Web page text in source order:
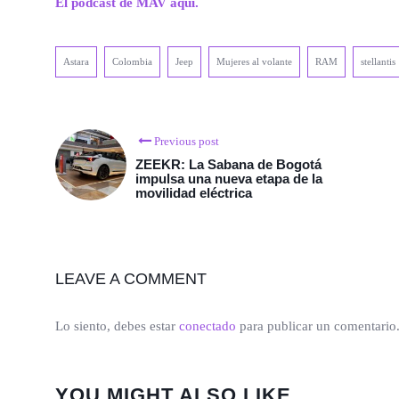
Astara Colombia Jeep Mujeres al volante RAM stellantis
Previous post
ZEEKR: La Sabana de Bogotá
impulsa una nueva etapa de la
movilidad eléctrica
LEAVE A COMMENT
Lo siento, debes estar conectado para publicar un comentario.